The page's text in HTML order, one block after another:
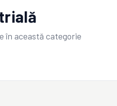
în această categorie